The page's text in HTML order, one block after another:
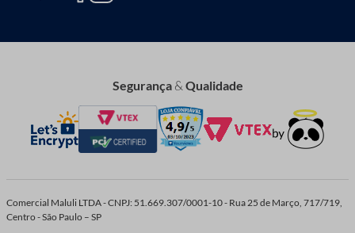
Segurança&Qualidade
Comercial Maluli LTDA - CNPJ: 51.669.307/0001-10 - Rua 25 de Março, 717/719,
Centro - São Paulo – SP